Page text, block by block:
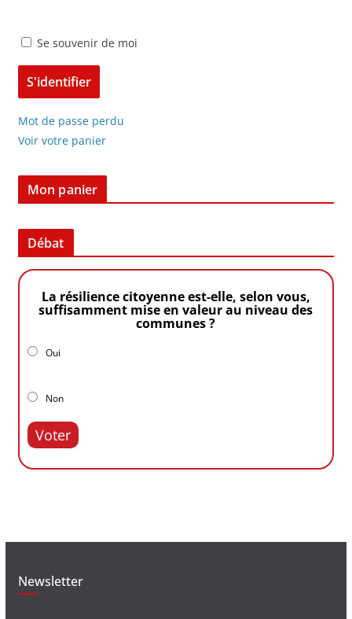
Se souvenir de moi
Mot de passe perdu
Voir votre panier
Mon panier
Débat
La résilience citoyenne est-elle, selon vous,
suffisamment mise en valeur au niveau des
communes ?
Oui
Non
Voter
Newsletter